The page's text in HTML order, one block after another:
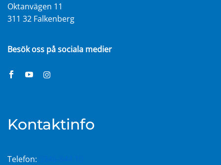
Oktanvägen 11
311 32 Falkenberg
Besök oss på sociala medier
Kontaktinfo
Telefon: